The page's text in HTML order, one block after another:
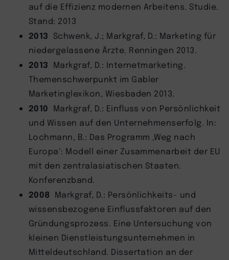
auf die Effizienz modernen Arbeitens. Studie.
Stand: 2013
2013 Schwenk, J.; Markgraf, D.: Marketing für
niedergelassene Ärzte. Renningen 2013.
2013 Markgraf, D.: Internetmarketing.
Themenschwerpunkt im Gabler
Marketinglexikon, Wiesbaden 2013.
2010 Markgraf, D.: Einfluss von Persönlichkeit
und Wissen auf den Unternehmenserfolg. In:
Lochmann, B.: Das Programm ‚Weg nach
Europa‘: Modell einer Zusammenarbeit der EU
mit den zentralasiatischen Staaten.
Konferenzband.
2008 Markgraf, D.: Persönlichkeits- und
wissensbezogene Einflussfaktoren auf den
Gründungsprozess. Eine Untersuchung von
kleinen Dienstleistungsunternehmen in
Mitteldeutschland. Dissertation an der